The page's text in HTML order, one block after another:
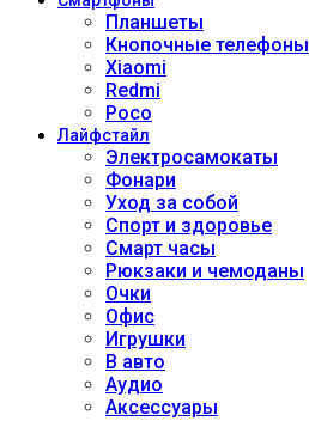
Планшеты
Кнопочные телефоны
Xiaomi
Redmi
Poco
Лайфстайл
Электросамокаты
Фонари
Уход за собой
Спорт и здоровье
Смарт часы
Рюкзаки и чемоданы
Очки
Офис
Игрушки
В авто
Аудио
Аксессуары